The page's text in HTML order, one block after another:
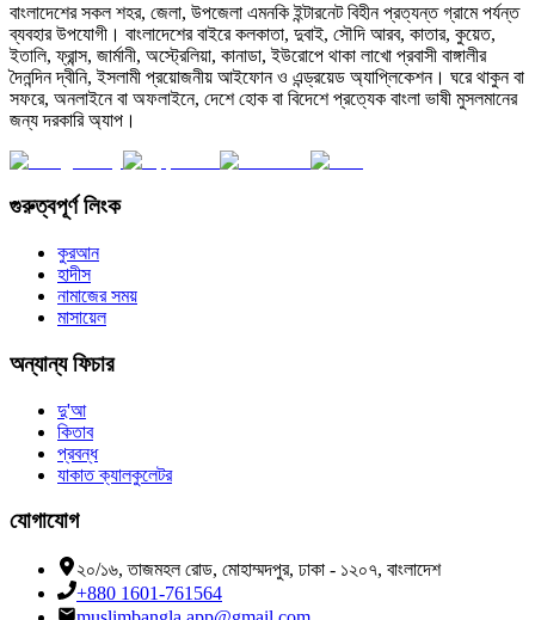
বাংলাদেশের সকল শহর, জেলা, উপজেলা এমনকি ইন্টারনেট বিহীন প্রত্যন্ত গ্রামে পর্যন্ত
ব্যবহার উপযোগী। বাংলাদেশের বাইরে কলকাতা, দুবাই, সৌদি আরব, কাতার, কুয়েত,
ইতালি, ফ্রান্স, জার্মানী, অস্ট্রেলিয়া, কানাডা, ইউরোপে থাকা লাখো প্রবাসী বাঙ্গালীর
দৈনন্দিন দ্বীনি, ইসলামী প্রয়োজনীয় আইফোন ও এন্ড্রয়েড অ্যাপ্লিকেশন। ঘরে থাকুন বা
সফরে, অনলাইনে বা অফলাইনে, দেশে হোক বা বিদেশে প্রত্যেক বাংলা ভাষী মুসলমানের
জন্য দরকারি অ্যাপ।
গুরুত্বপূর্ণ লিংক
কুরআন
হাদীস
নামাজের সময়
মাসায়েল
অন্যান্য ফিচার
দু'আ
কিতাব
প্রবন্ধ
যাকাত ক্যালকুলেটর
যোগাযোগ
২০/১৬, তাজমহল রোড, মোহাম্মদপুর, ঢাকা - ১২০৭, বাংলাদেশ
+880 1601-761564